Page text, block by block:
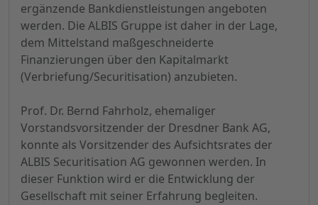
ergänzende Bankdienstleistungen angeboten
werden. Die ALBIS Gruppe ist daher in der Lage,
dem Mittelstand maßgeschneiderte
Finanzierungen über den Kapitalmarkt
(Verbriefung/Securitisation) anzubieten.
Prof. Dr. Bernd Fahrholz, ehemaliger
Vorstandsvorsitzender der Dresdner Bank AG,
konnte als Vorsitzender des Aufsichtsrates der
ALBIS Securitisation AG gewonnen werden. In
dieser Funktion wird er die Entwicklung der
Gesellschaft mit seiner Erfahrung begleiten.